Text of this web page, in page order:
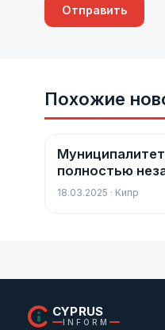
Похожие
Новости
полностью
18.03.2025 · Кипр
CYPRUS
INFORM